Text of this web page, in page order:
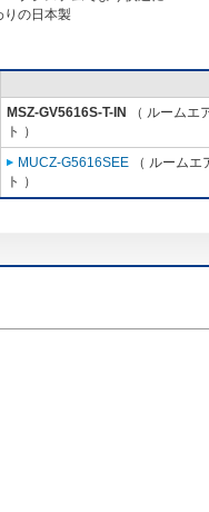
りの日本製
MSZ-GV5616S-T-IN
（ ルームエ
ト ）
MUCZ-G5616SEE （ ルーム
ト ）